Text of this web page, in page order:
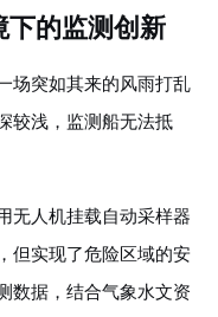
下的监测创新
场突如其来的风雨打乱
较浅，监测船无法抵
无人机挂载自动采样器
但实现了危险区域的安
数据，结合气象水文资